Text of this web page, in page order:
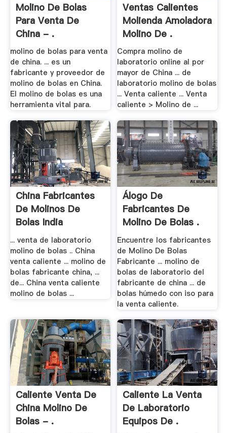
Molino De Bolas
Para Venta De
China - .
molino de bolas para venta
de china. ... es un
fabricante y proveedor de
molino de bolas en China.
El molino de bolas es una
herramienta vital para.
Ventas Calientes
Molienda Amoladora
Molino De .
Compra molino de
laboratorio online al por
mayor de China ... de
laboratorio molino de bolas
... Venta caliente ... Venta
caliente > Molino de ...
China Fabricantes
De Molinos De
Bolas India
... venta de laboratorio
molino de bolas .. China
venta caliente ... molino de
bolas fabricante china, ...
de... China venta caliente
molino de bolas ...
Álogo De
Fabricantes De
Molino De Bolas .
Encuentre los fabricantes
de Molino De Bolas
Fabricante ... molino de
bolas de laboratorio del
fabricante de china ... de
bolas húmedo con iso para
la venta caliente.
Caliente Venta De
China Molino De
Bolas - .
Caliente La Venta
De Laboratorio
Equipos De .